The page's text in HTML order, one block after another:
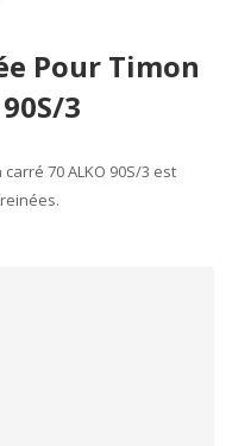
Pour Timon
3
70ALKO 90S/3 est
.